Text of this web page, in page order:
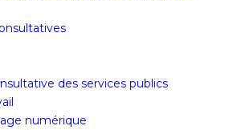
des services publics
numérique